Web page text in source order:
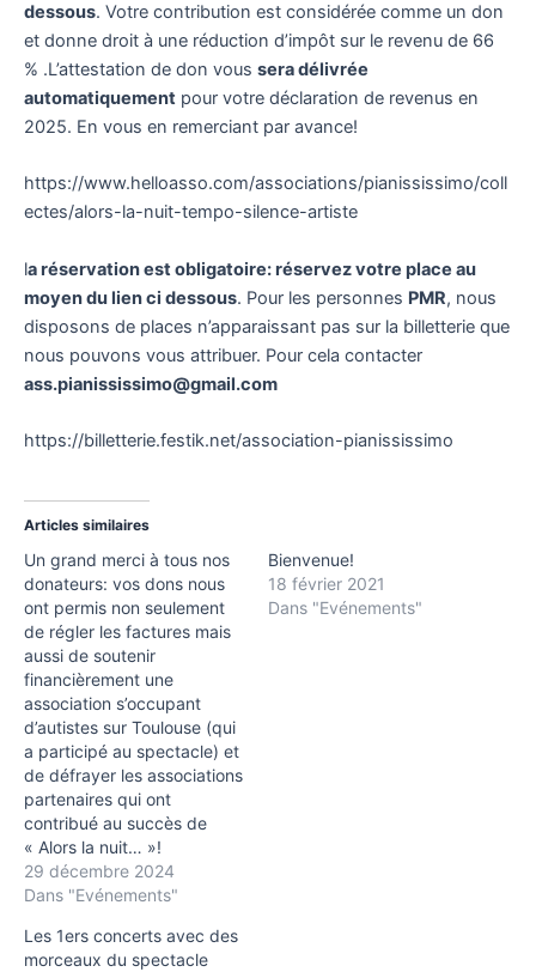
dessous. Votre contribution est considérée comme un don
et donne droit à une réduction d’impôt sur le revenu de 66
% .L’attestation de don vous sera délivrée
automatiquement pour votre déclaration de revenus en
2025. En vous en remerciant par avance!
https://www.helloasso.com/associations/pianississimo/coll
ectes/alors-la-nuit-tempo-silence-artiste
la réservation est obligatoire: réservez votre place au
moyen du lien ci dessous. Pour les personnes PMR, nous
disposons de places n’apparaissant pas sur la billetterie que
nous pouvons vous attribuer. Pour cela contacter
ass.pianississimo@gmail.com
https://billetterie.festik.net/association-pianississimo
Articles similaires
Un grand merci à tous nos
donateurs: vos dons nous
ont permis non seulement
de régler les factures mais
aussi de soutenir
financièrement une
association s’occupant
d’autistes sur Toulouse (qui
a participé au spectacle) et
de défrayer les associations
partenaires qui ont
contribué au succès de
« Alors la nuit… »!
29 décembre 2024
Dans "Evénements"
Bienvenue!
18 février 2021
Dans "Evénements"
Les 1ers concerts avec des
morceaux du spectacle